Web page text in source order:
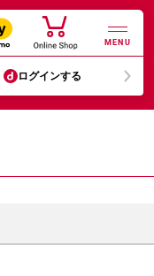
MENU
ログインする